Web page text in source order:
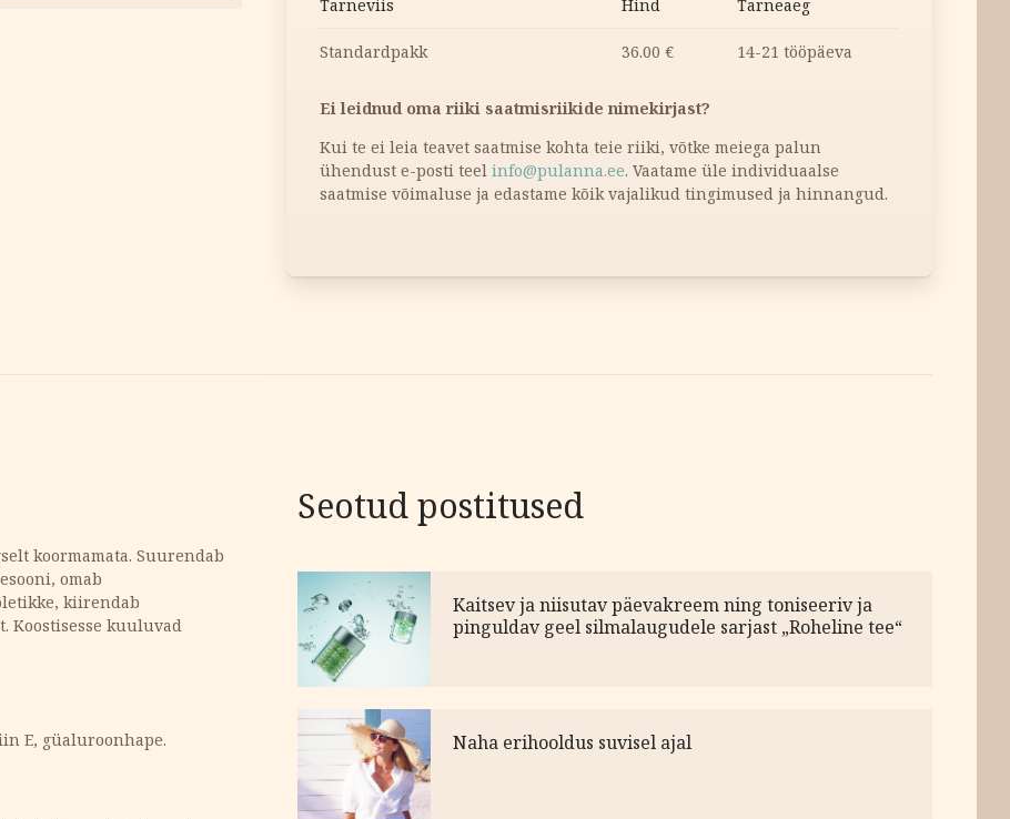
Tarneviis Hind Tarneaeg
Standardpakk 36.00 € 14-21 tööpäeva
Ei leidnud oma riiki saatmisriikide nimekirjast?
Kui te ei leia teavet saatmise kohta teie riiki, võtke meiega palun
ühendust e-posti teel info@pulanna.ee. Vaatame üle individuaalse
saatmise võimaluse ja edastame kõik vajalikud tingimused ja hinnangud.
koormamata. Suurendab
omab
kiirendab
Koostisesse kuuluvad
E, güaluroonhape.
Seotud postitused
Kaitsev ja niisutav päevakreem ning toniseeriv ja
pinguldav geel silmalaugudele sarjast „Roheline tee“
Naha erihooldus suvisel ajal